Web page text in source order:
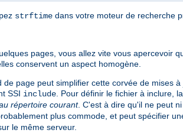
strftime dans votre moteur de recherche
pages, vous allez vite vous apercevoir
conservent un aspect homogène.
page peut simplifier cette corvée de mises
SSI include. Pour définir le fichier à inclure,
répertoire courant. C'est à dire qu'il ne peut
plus commode, et peut spécifier
le même serveur.